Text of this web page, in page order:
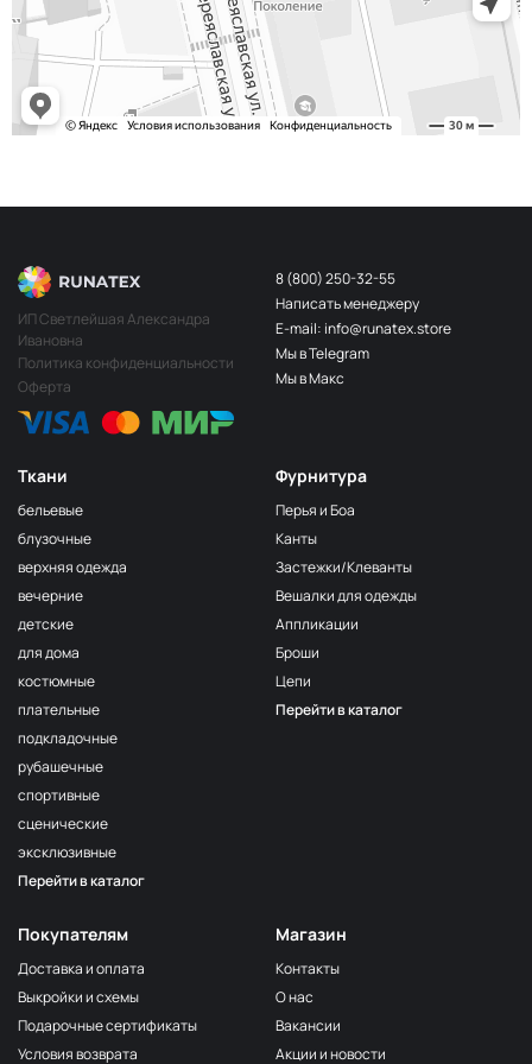
243/2
2Бл.Бирюзовый МП-20-243/2
S248
Св.Бирюза
2400000683254
203/3
3Т.Бирюзовый
МП-20-203/3
(Т.Бирюзовый)
МП-20-198
2Т.Бирюзовый
МП-20-203/2
1Св.Бирюзовый
Аквамарин(Т.Бирюзовый)
МП-20-245
F222/2
волна
МП-20-F222/2
МП-20-F222/3
F257 Аквамарин
МП-20-F257
203/1
1Т.Бирюзовый
F254 Лагуна
4Св.Бирюзовый
F224/2
2Океанская
309/1 1Т.Серый
МП-20-309/1
F206 Бл.Бирюза
МП-20-F206
F321/1 Океан
МП-20-F321/1
191/2
Ткани
бельевые
блузочные
верхняя одежда
вечерние
детские
для дома
костюмные
плательные
подкладочные
рубашечные
спортивные
сценические
эксклюзивные
Перейти в каталог
Фурнитура
Перья и Боа
Канты
Застежки/Клеванты
Вешалки для одежды
Аппликации
Броши
Цепи
Перейти в каталог
Покупателям
Доставка и оплата
Выкройки и схемы
Подарочные сертификаты
Условия возврата
Магазин
Контакты
О нас
Вакансии
Акции и новости
ИП Светлейшая Александра
Ивановна
Политика конфиденциальности
Оферта
8 (800) 250-32-55
Написать менеджеру
E-mail: info@runatex.store
Мы в Telegram
Мы в Макс